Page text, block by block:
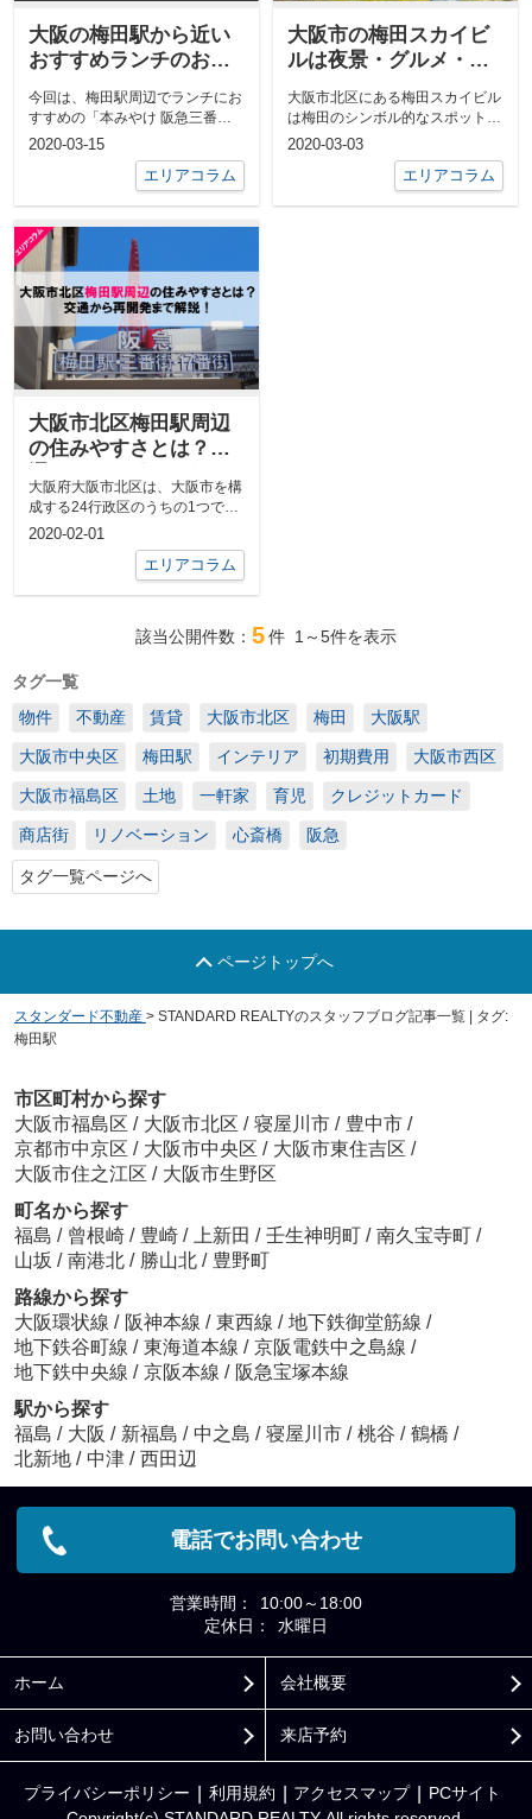
大阪の梅田駅から近い
おすすめランチのお店
をご紹介！
今回は、梅田駅周辺でランチにお
すすめの「本みやけ 阪急三番街
店」・「お好み焼き Sakura」の2
2020-03-15
エリアコラム
大阪市の梅田スカイビ
ルは夜景・グルメ・恋
愛成就とデートにおす
すめ！
大阪市北区にある梅田スカイビル
は梅田のシンボル的なスポットで
すが、空中庭園などの見どころが
2020-03-03
エリアコラム
大阪市北区梅田駅周辺
の住みやすさとは？交
説！
大阪府大阪市北区は、大阪市を構
成する24行政区のうちの1つであ
り、区の中心は大阪最大の鉄道タ
2020-02-01
エリアコラム
該当公開件数： 5件 1～5件を表示
タグ一覧
物件
不動産 賃貸 大阪市北区 梅田 大阪駅
大阪市中央区 梅田駅 インテリア 初期費用 大阪市西区
大阪市福島区 土地 一軒家 育児 クレジットカード
商店街 リノベーション 心斎橋 阪急
タグ一覧ページへ
ページトップへ
スタンダード不動産 > STANDARD REALTYのスタッフブログ記事一覧 | タグ:
梅田駅
市区町村から探す
大阪市福島区 / 大阪市北区 / 寝屋川市 / 豊中市 /
京都市中京区 / 大阪市中央区 / 大阪市東住吉区 /
大阪市住之江区 / 大阪市生野区
町名から探す
福島 / 曾根崎 / 豊崎 / 上新田 / 壬生神明町 / 南久宝寺町 /
山坂 / 南港北 / 勝山北 / 豊野町
路線から探す
大阪環状線 / 阪神本線 / 東西線 / 地下鉄御堂筋線 /
地下鉄谷町線 / 東海道本線 / 京阪電鉄中之島線 /
地下鉄中央線 / 京阪本線 / 阪急宝塚本線
駅から探す
福島 / 大阪 / 新福島 / 中之島 / 寝屋川市 / 桃谷 / 鶴橋 /
北新地 / 中津 / 西田辺
電話でお問い合わせ
営業時間：
10:00～18:00
定休日：
水曜日
ホーム 会社概要
お問い合わせ 来店予約
プライバシーポリシー 利用規約 アクセスマップ PCサイト